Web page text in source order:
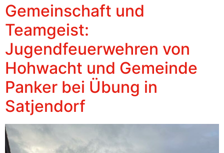
Gemeinschaft und
Teamgeist:
Jugendfeuerwehren von
Hohwacht und Gemeinde
Panker bei Übung in
Satjendorf